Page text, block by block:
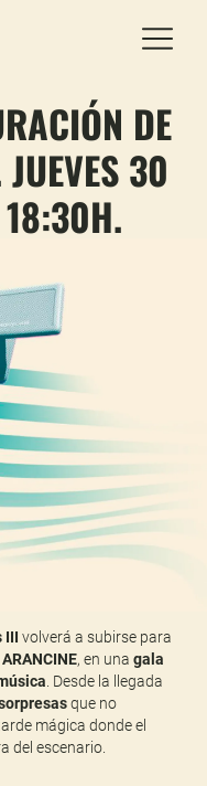
DE
30
18:30H.
III
III volverá a subirse para
ARANCINE, en una gala
. Desde la llegada
que no
mágica donde el
del escenario.